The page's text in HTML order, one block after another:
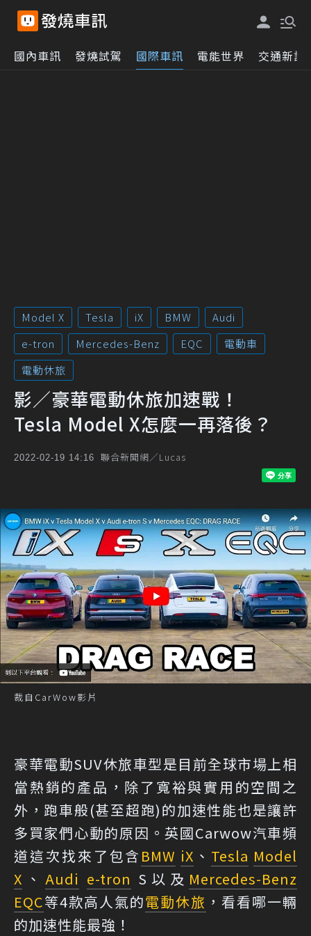
國內車訊 發燒試駕 國際車訊 電能世界 交通新訊
Model X Tesla iX BMW
Audi
e-tron
Mercedes-Benz EQC
電動車
電動休旅
影／豪華電動休旅加速戰！
Tesla Model X怎麼一再落後？
2022-02-19 14:16 聯合新聞網／Lucas
裁自CarWow影片
豪華電動SUV休旅車型是目前全球市場上相
當熱銷的產品，除了寬裕與實用的空間之
外，跑車般(甚至超跑)的加速性能也是讓許
多買家們心動的原因。英國Carwow汽車頻
道這次找來了包含 BMW iX 、 Tesla Model
X 、 Audi e-tron S以及 Mercedes-Benz
EQC等4款高人氣的電動休旅 ，看看哪一輛
的加速性能最強！